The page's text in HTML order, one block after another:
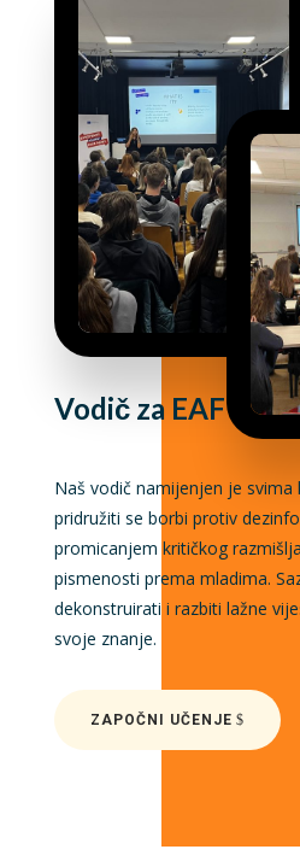
Vodič za EAF
Naš vodič namijenjen je svima
pridružiti se borbi protiv
promicanjem kritičkog
pismenosti prema mladima.
dekonstruirati i razbiti lažne
svoje znanje.
ZAPOČNI UČENJE